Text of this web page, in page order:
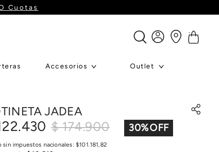
Cuotas
Accesorios Outlet
JADEA
.430 $174.900 30%
sin impuestos nacionales: $101 181,82